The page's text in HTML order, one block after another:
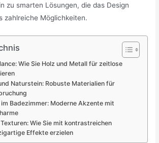
zu smarten Lösungen, die das Design
zahlreiche Möglichkeiten.
Wie Sie Holz und Metall für zeitlose
Naturstein: Robuste Materialien für
Badezimmer: Moderne Akzente mit
Wie Sie mit kontrastreichen
Effekte erzielen